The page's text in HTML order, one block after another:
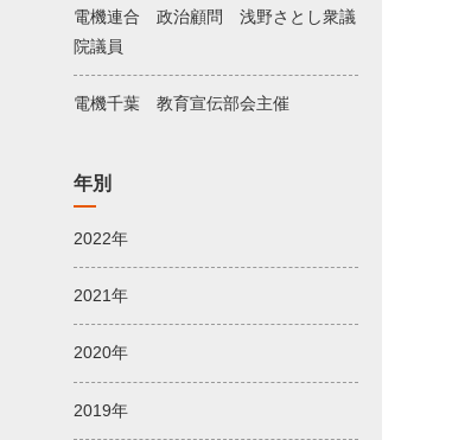
電機連合 政治顧問 浅野さとし衆議
院議員
電機千葉 教育宣伝部会主催
年別
2022年
2021年
2020年
2019年